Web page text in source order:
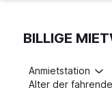
BILLIGE
Anmietstation
Alter der